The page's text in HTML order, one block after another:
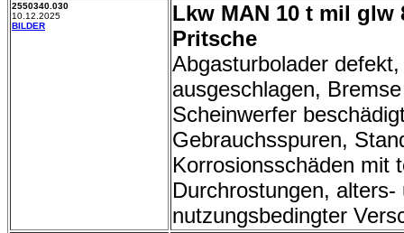
2550340.030
10.12.2025
BILDER
Lkw MAN 10 t mil glw
Pritsche
Abgasturbolader
ausgeschlagen,
Scheinwerfer
Gebrauchsspuren,
Korrosionsschäden mit
Durchrostungen, alters-
nutzungsbedingter